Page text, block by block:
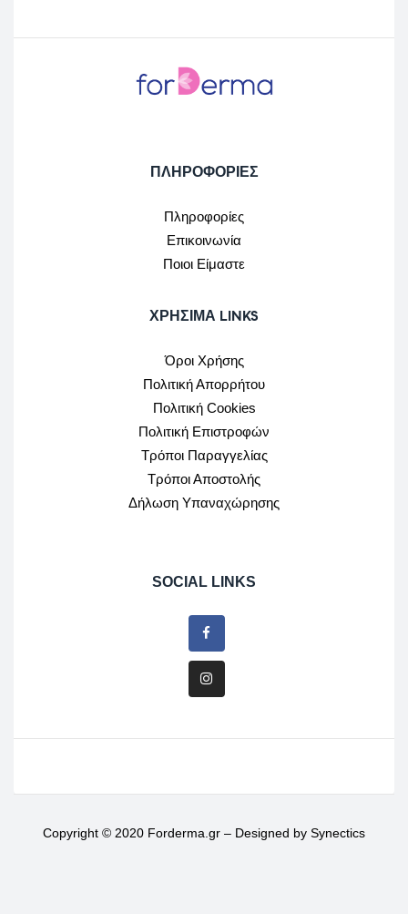
ΠΛΗΡΟΦΟΡΙΕΣ
Πληροφορίες
Επικοινωνία
Ποιοι Είμαστε
ΧΡΉΣΙΜΑ LINKS
Όροι Χρήσης
Πολιτική Απορρήτου
Πολιτική Cookies
Πολιτική Επιστροφών
Τρόποι Παραγγελίας
Τρόποι Αποστολής
Δήλωση Υπαναχώρησης
SOCIAL LINKS
Copyright © 2020 Forderma.gr – Designed by Synectics